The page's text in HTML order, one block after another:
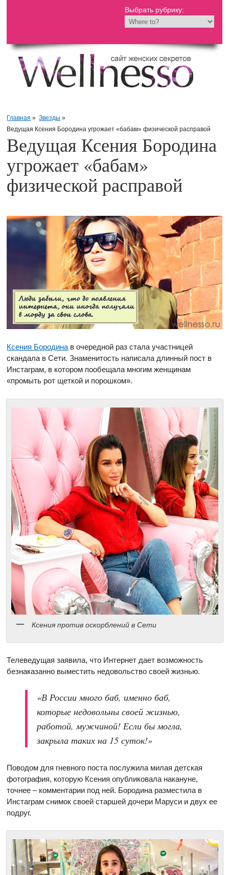
Выбрать рубрику:
Главная » Звезды »
Ведущая Ксения Бородина угрожает «бабам» физической расправой
Ведущая Ксения Бородина
угрожает «бабам»
физической расправой
Ксения Бородина в очередной раз стала участницей
скандала в Сети. Знаменитость написала длинный пост в
Инстаграм, в котором пообещала многим женщинам
«промыть рот щеткой и порошком».
Ксения против оскорблений в Сети
Телеведущая заявила, что Интернет дает возможность
безнаказанно выместить недовольство своей жизнью.
«В России много баб, именно баб,
которые недовольны своей жизнью,
работой, мужчиной! Если бы могла,
закрыла таких на 15 суток!»
Поводом для гневного поста послужила милая детская
фотография, которую Ксения опубликовала накануне,
точнее – комментарии под ней. Бородина разместила в
Инстаграм снимок своей старшей дочери Маруси и двух ее
подруг.